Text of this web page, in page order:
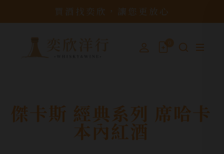
買酒找奕欣，讓您更放心
傑卡斯 經典系列 席哈卡
本內紅酒